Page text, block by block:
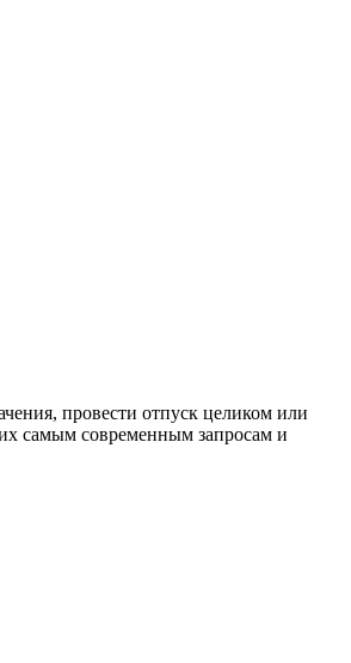
провести отпуск целиком или
самым современным запросам и